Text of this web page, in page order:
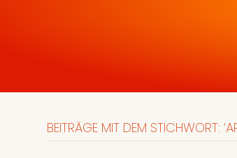
BEITRÄGE MIT DEM STICHWORT: